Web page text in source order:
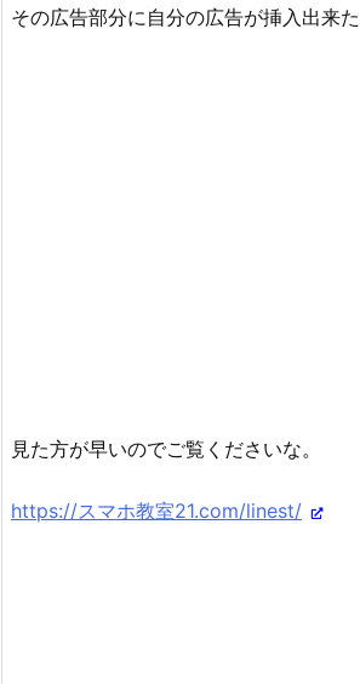
その広告部分に自分の広告が挿入出来た
見た方が早いのでご覧くださいな。
https://スマホ教室21.com/linest/